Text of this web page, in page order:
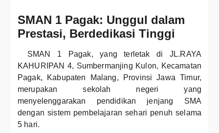
SMAN 1 Pagak: Unggul dalam
Prestasi, Berdedikasi Tinggi
SMAN 1 Pagak, yang terletak di JL.RAYA
KAHURIPAN 4, Sumbermanjing Kulon, Kecamatan
Pagak, Kabupaten Malang, Provinsi Jawa Timur,
merupakan sekolah negeri yang
menyelenggarakan pendidikan jenjang SMA
dengan sistem pembelajaran sehari penuh selama
5 hari.